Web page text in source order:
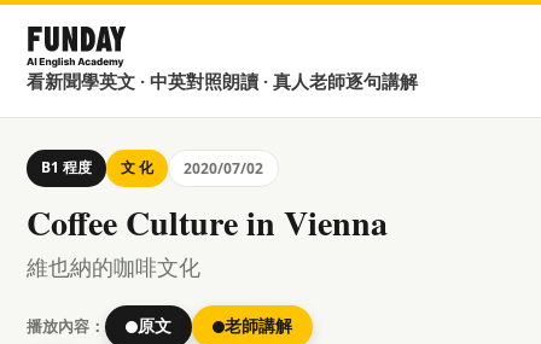
看新聞學英文 · 中英對照朗讀 · 真人老師逐句講解
B1 程度 文 化 2020/07/02
Coffee Culture in Vienna
維也納的咖啡文化
播放內容： 原文 老師講解